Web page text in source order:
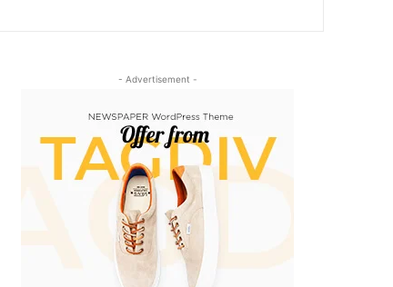
- Advertisement -